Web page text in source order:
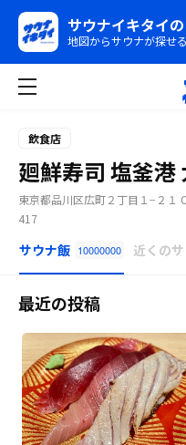
サウナイキタイ
地図からサウナが探せ
飲食店
廻鮮寿司 塩釜港
東京都品川区広町２丁目１−２１
417
サウナ飯 10000000 近くのサ
最近の投稿